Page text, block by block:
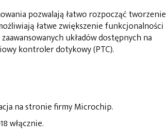
pozwalają łatwo rozpocząć tworzenie
łatwe zwiększenie funkcjonalności
układów dostępnych na
kontroler dotykowy (PTC).
na stronie firmy Microchip.
włącznie.